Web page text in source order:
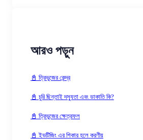
আরও পড়ুন
📓 ত্রিভুজের কেন্দ্র
📓 চুরি ছিন্তাই দস্যুতা এবং ডাকাতি কি?
📓 ত্রিভুজের ক্ষেত্রফল
📓 ইভটিজিং এর শিকার হলে করণীয়